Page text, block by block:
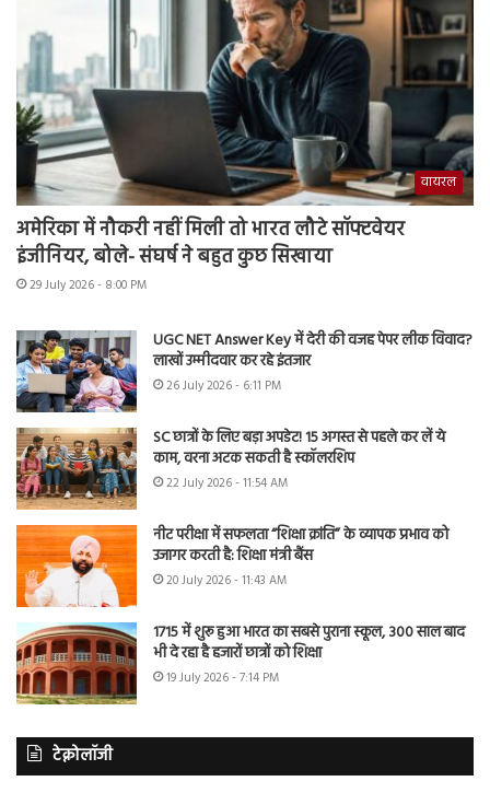
वायरल
अमेरिका में नौकरी नहीं मिली तो भारत लौटे सॉफ्टवेयर
इंजीनियर, बोले- संघर्ष ने बहुत कुछ सिखाया
29 July 2026 - 8:00 PM
UGC NET Answer Key में देरी की वजह पेपर लीक विवाद?
लाखों उम्मीदवार कर रहे इंतजार
26 July 2026 - 6:11 PM
SC छात्रों के लिए बड़ा अपडेट! 15 अगस्त से पहले कर लें ये
काम, वरना अटक सकती है स्कॉलरशिप
22 July 2026 - 11:54 AM
नीट परीक्षा में सफलता “शिक्षा क्रांति” के व्यापक प्रभाव को
उजागर करती है: शिक्षा मंत्री बैंस
20 July 2026 - 11:43 AM
1715 में शुरू हुआ भारत का सबसे पुराना स्कूल, 300 साल बाद
भी दे रहा है हजारों छात्रों को शिक्षा
19 July 2026 - 7:14 PM
टेक्नोलॉजी